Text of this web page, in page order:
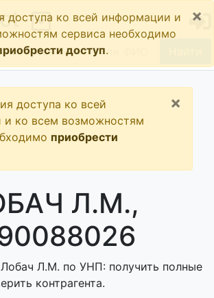
доступа ко всей информации и
сервиса необходимо
доступ.
×
доступа ко всей
и ко всем возможностям
приобрести
×
Л.М.,
Л.М. по УНП: получить полные
контрагента.